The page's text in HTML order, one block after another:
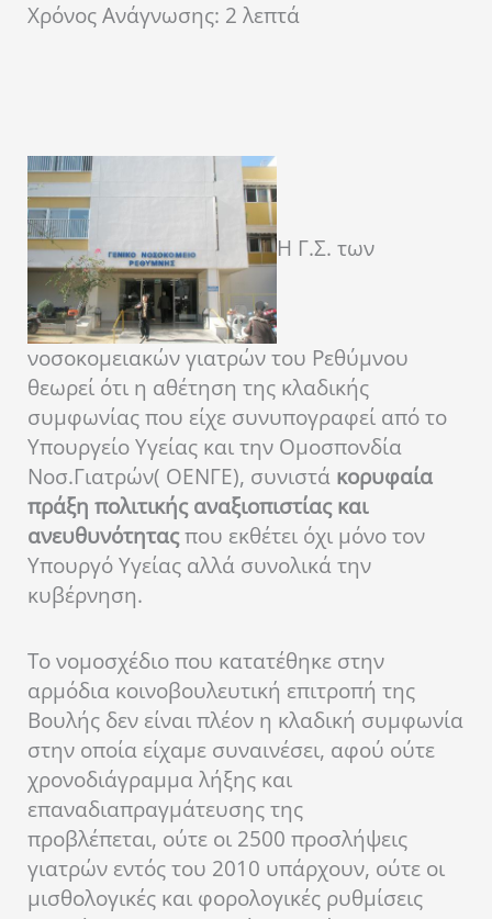
Χρόνος Ανάγνωσης: 2 λεπτά
Η Γ.Σ. των
νοσοκομειακών γιατρών του Ρεθύμνου
θεωρεί ότι η αθέτηση της κλαδικής
συμφωνίας που είχε συνυπογραφεί από το
Υπουργείο Υγείας και την Ομοσπονδία
Νοσ.Γιατρών( ΟΕΝΓΕ), συνιστά κορυφαία
πράξη πολιτικής αναξιοπιστίας και
ανευθυνότηταςπου εκθέτει όχι μόνο τον
Υπουργό Υγείας αλλά συνολικά την
κυβέρνηση.
Το νομοσχέδιο που κατατέθηκε στην
αρμόδια κοινοβουλευτική επιτροπή της
Βουλής δεν είναι πλέον η κλαδική συμφωνία
στην οποία είχαμε συναινέσει, αφού ούτε
χρονοδιάγραμμα λήξης και
επαναδιαπραγμάτευσης της
προβλέπεται, ούτε οι 2500 προσλήψεις
γιατρών εντός του 2010 υπάρχουν, ούτε οι
μισθολογικές και φορολογικές ρυθμίσεις